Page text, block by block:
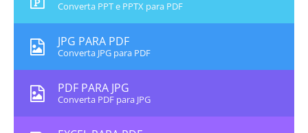
Converta PPT e PPTX para PDF
JPG PARA PDF
Converta JPG para PDF
PDF PARA JPG
Converta PDF para JPG